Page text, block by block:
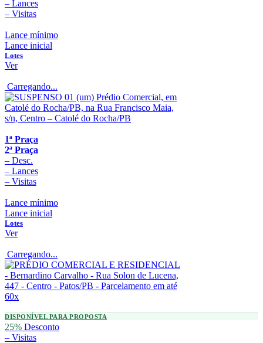
– Lances
– Visitas
Lance mínimo
Lance inicial
Lotes
Ver
Carregando...
1ª Praça
2ª Praça
– Desc.
– Lances
– Visitas
Lance mínimo
Lance inicial
Lotes
Ver
Carregando...
DISPONÍVEL PARA PROPOSTA
25% Desconto
– Visitas